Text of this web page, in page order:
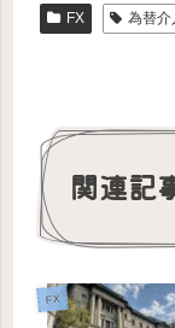
FX 為替介
関連記
FX